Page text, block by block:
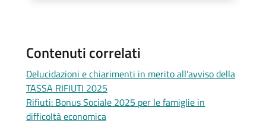
Contenuti correlati
Delucidazioni e chiarimenti in merito all'avviso della
TASSA RIFIUTI 2025
Rifiuti: Bonus Sociale 2025 per le famiglie in
difficoltà economica